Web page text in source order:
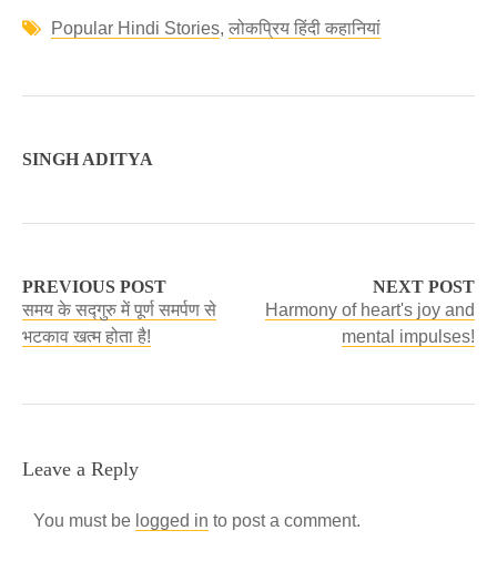
Popular Hindi Stories, लोकप्रिय हिंदी कहानियां
SINGH ADITYA
PREVIOUS POST
समय के सद्गुरु में पूर्ण समर्पण से
भटकाव खत्म होता है!
NEXT POST
Harmony of heart's joy and
mental impulses!
Leave a Reply
You must be logged in to post a comment.